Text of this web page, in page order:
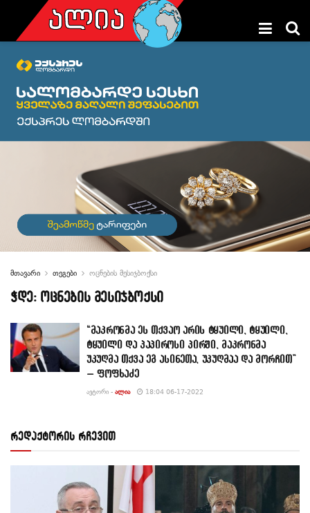
მთავარი თეგები ოცნების მესიჯბოქსი
ჭდე: ოცნების მესიჯბოქსი
“მაკრონმა ეს თქვაო არის ტყუილი, ტყუილი,
ტყუილი და პაპიროსი პირში, მაკრონმა
უკუღმა თქვა ეგ ასინეთა, უკუღმაა და მორჩით”
– ფოფხაძე
ᲐᲕᲢᲝᲠᲘ - ᲐᲚᲘᲐ 18:04 06-17-2022
რედაქტორის რჩევით